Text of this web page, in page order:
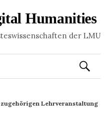
Humanities
der LMU
Suchen
nach:
Lehrveranstaltung